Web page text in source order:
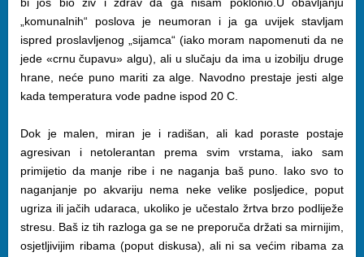
„komunalnih“ poslova je neumoran i ja ga uvijek stavljam
ispred proslavljenog „sijamca“ (iako moram napomenuti da ne
jede «crnu čupavu» algu), ali u slučaju da ima u izobilju druge
hrane, neće puno mariti za alge. Navodno prestaje jesti alge
kada temperatura vode padne ispod 20 C.
Dok je malen, miran je i radišan, ali kad poraste postaje
agresivan i netolerantan prema svim vrstama, iako sam
primijetio da manje ribe i ne naganja baš puno. Iako svo to
naganjanje po akvariju nema neke velike posljedice, poput
ugriza ili jačih udaraca, ukoliko je učestalo žrtva brzo podliježe
stresu. Baš iz tih razloga ga se ne preporuča držati sa mirnijim,
osjetljivijim ribama (poput diskusa), ali ni sa većim ribama za